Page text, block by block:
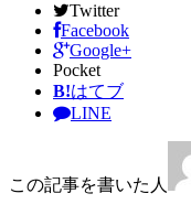
Twitter
Facebook
Google+
Pocket
B!はてブ
LINE
この記事を書いた人